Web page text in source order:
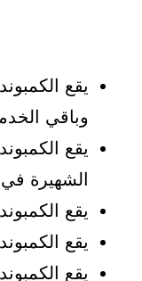
يقع
وباقي
يقع
الشهيرة
يقع
يقع الكمبوند على بعد 400
يقع الكمبوند على بعد 170 كيلو